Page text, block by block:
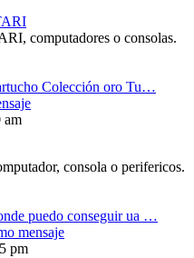
computadores o consolas.
Colección oro Tu…
am
consola o perifericos.
puedo conseguir ua …
mensaje
pm